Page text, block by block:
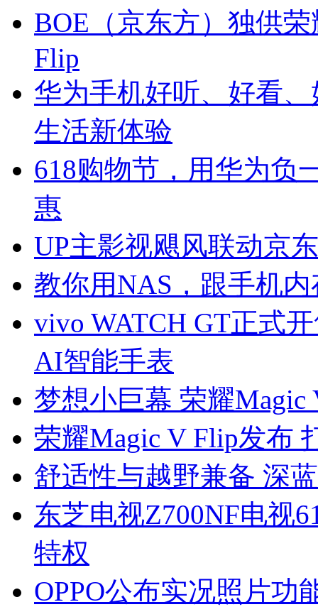
BOE（京东方）独供
Flip
华为手机好听、好看
生活新体验
618购物节，用华为负
惠
UP主影视飓风联动京
教你用NAS，跟手机内
vivo WATCH GT正式
AI智能手表
梦想小巨幕 荣耀
荣耀Magic V Flip发布
舒适性与越野兼备 深
东芝电视Z700NF电视
特权
OPPO公布实况照片功